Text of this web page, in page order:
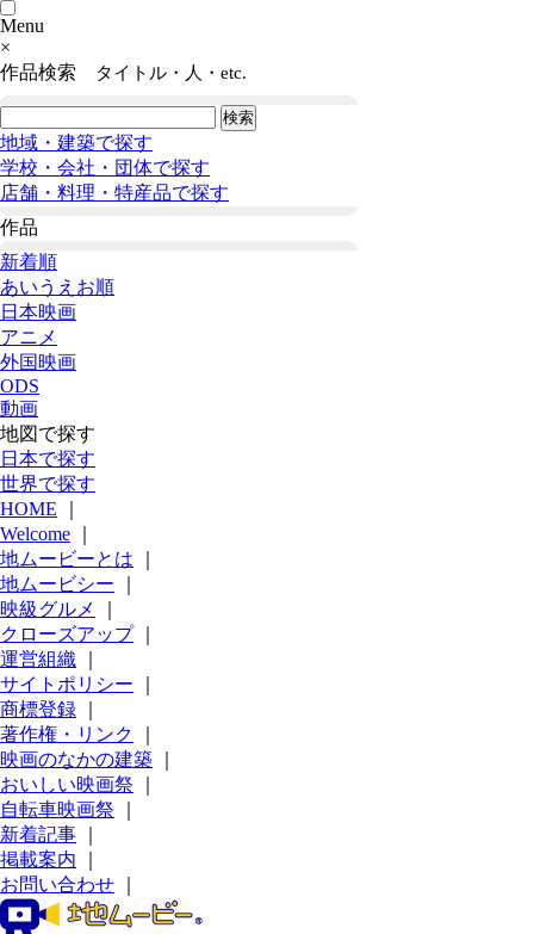
Menu
×
作品検索
タイトル・人・etc.
地域・建築で探す
学校・会社・団体で探す
店舗・料理・特産品で探す
作品
新着順
あいうえお順
日本映画
アニメ
外国映画
ODS
動画
地図で探す
日本で探す
世界で探す
HOME
Welcome
地ムービーとは
地ムービシー
映級グルメ
クローズアップ｜
運営組織
サイトポリシー
商標登録
著作権・リンク
映画のなかの建築
おいしい映画祭
自転車映画祭
新着記事
掲載案内
お問い合わせ